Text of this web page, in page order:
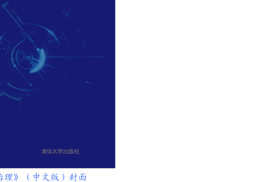
理》（中文版）封面